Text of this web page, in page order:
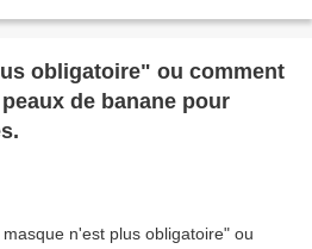
obligatoire" ou comment
de banane pour